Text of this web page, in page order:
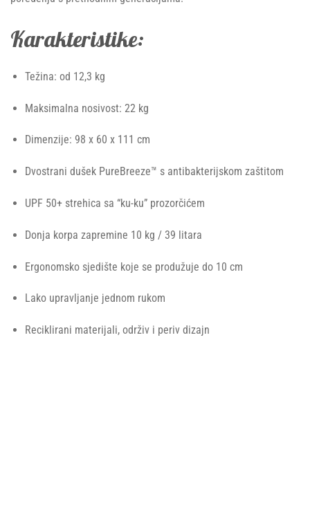
Karakteristike:
Težina: od 12,3 kg
Maksimalna nosivost: 22 kg
Dimenzije: 98 x 60 x 111 cm
Dvostrani dušek PureBreeze™ s antibakterijskom zaštitom
UPF 50+ strehica sa “ku-ku” prozorčićem
Donja korpa zapremine 10 kg / 39 litara
Ergonomsko sjedište koje se produžuje do 10 cm
Lako upravljanje jednom rukom
Reciklirani materijali, održiv i periv dizajn